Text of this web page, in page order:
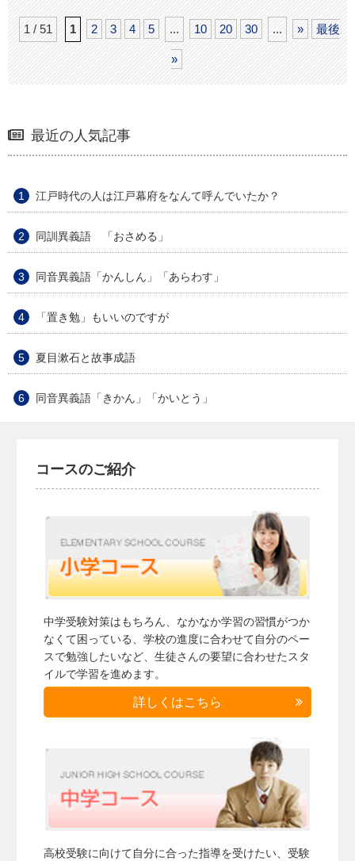
1 / 51 1 2 3 4 5 ... 10 20 30 ... » 最後
»
最近の人気記事
江戸時代の人は江戸幕府をなんて呼んでいたか？
同訓異義語 「おさめる」
同音異義語「かんしん」「あらわす」
「置き勉」もいいのですが
夏目漱石と故事成語
同音異義語「きかん」「かいとう」
コースのご紹介
中学受験対策はもちろん、なかなか学習の習慣がつか
なくて困っている、学校の進度に合わせて自分のペー
スで勉強したいなど、生徒さんの要望に合わせたスタ
イルで学習を進めます。
詳しくはこちら
高校受験に向けて自分に合った指導を受けたい、受験